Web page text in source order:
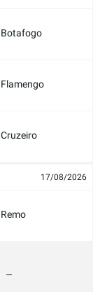
Botafogo
Flamengo
Cruzeiro
17/08/2026
Remo